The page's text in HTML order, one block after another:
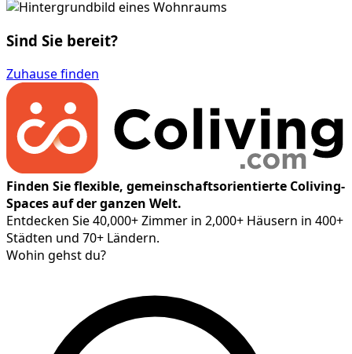
Sind Sie bereit?
Zuhause finden
Finden Sie flexible, gemeinschaftsorientierte Coliving-
Spaces auf der ganzen Welt.
Entdecken Sie 40,000+ Zimmer in 2,000+ Häusern in 400+
Städten und 70+ Ländern.
Wohin gehst du?